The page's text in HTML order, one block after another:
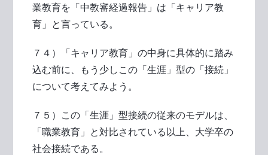
業教育を「中教審経過報告」は「キャリア教
育」と言っている。
７４）「キャリア教育」の中身に具体的に踏み
込む前に、もう少しこの「生涯」型の「接続」
について考えてみよう。
７５）この「生涯」型接続の従来のモデルは、
「職業教育」と対比されている以上、大学卒の
社会接続である。